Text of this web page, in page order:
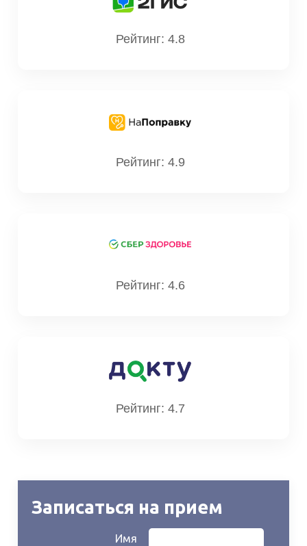
Рейтинг: 4.8
Рейтинг: 4.9
Рейтинг: 4.6
Рейтинг: 4.7
Записаться на прием
Имя